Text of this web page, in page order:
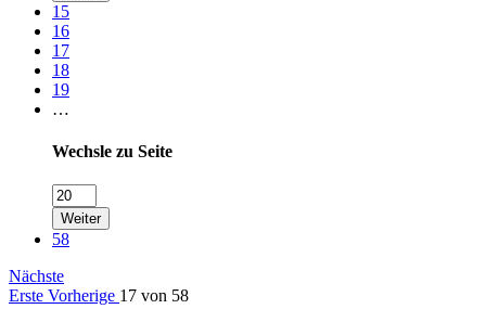
15
16
17
18
19
…
Wechsle zu Seite
Weiter
58
Nächste
Erste Vorherige 17 von 58